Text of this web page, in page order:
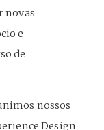
novas
e
de
nossos
Design